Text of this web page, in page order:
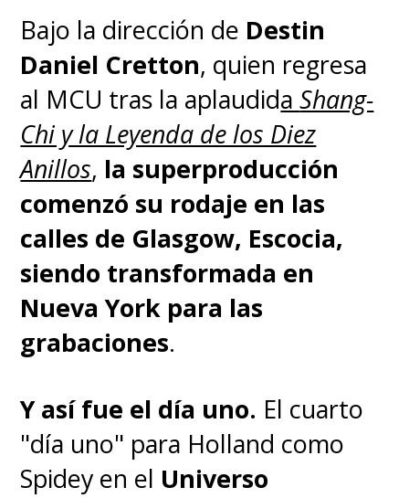
Bajo la dirección de Destin
Daniel Cretton, quien regresa
al MCU tras la aplaudidaShang-
Chi y la Leyenda de los Diez
Anillos, la superproducción
comenzó su rodaje en las
calles de Glasgow, Escocia,
siendo transformada en
Nueva York para las
grabaciones.
Y así fue el día uno. El cuarto
"día uno" para Holland como
Spidey en el Universo